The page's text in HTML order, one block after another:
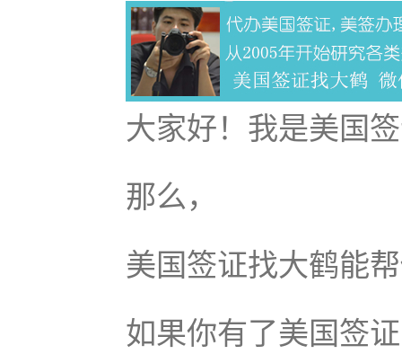
大家好！我是美国
那么，
美国签证找大鹤能
如果你有了美国签